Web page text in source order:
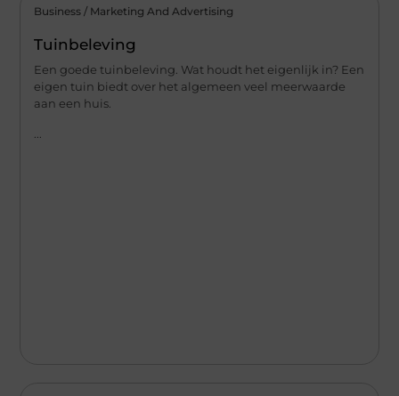
Business / Marketing And Advertising
Tuinbeleving
Een goede tuinbeleving. Wat houdt het eigenlijk in? Een
eigen tuin biedt over het algemeen veel meerwaarde
aan een huis.